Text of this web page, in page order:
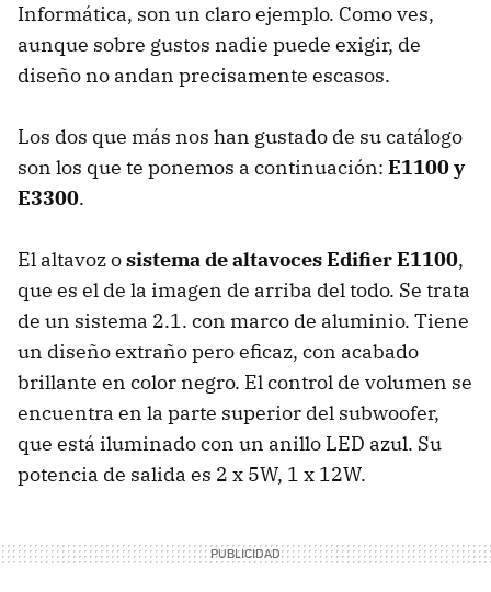
Informática, son un claro ejemplo. Como ves,
aunque sobre gustos nadie puede exigir, de
diseño no andan precisamente escasos.
Los dos que más nos han gustado de su catálogo
son los que te ponemos a continuación: E1100 y
E3300.
El altavoz osistema de altavoces Edifier E1100,
que es el de la imagen de arriba del todo. Se trata
de un sistema 2.1. con marco de aluminio. Tiene
un diseño extraño pero eficaz, con acabado
brillante en color negro. El control de volumen se
encuentra en la parte superior del subwoofer,
que está iluminado con un anillo LED azul. Su
potencia de salida es 2 x 5W, 1 x 12W.